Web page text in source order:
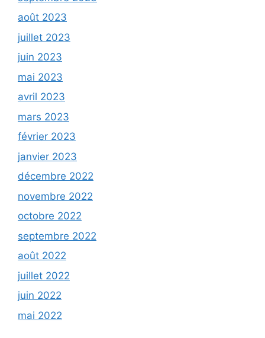
août 2023
juillet 2023
juin 2023
mai 2023
avril 2023
mars 2023
février 2023
janvier 2023
décembre 2022
novembre 2022
octobre 2022
septembre 2022
août 2022
juillet 2022
juin 2022
mai 2022